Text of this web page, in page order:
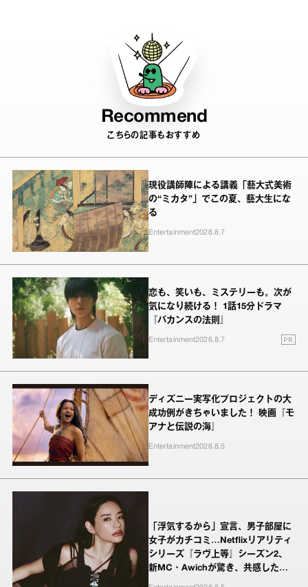
Recommend
こちらの記事もおすすめ
現役講師陣による講義「藝大式美術
の“ミカタ”」でこの夏、藝大生にな
る
Entertainment2026.8.7
恋も、笑いも、ミステリーも。次が
気になり続ける！ 1話15分ドラマ
『バカンスの法則』
Entertainment2026.8.7 PR
ディズニー実写化プロジェクトの大
成功例がきちゃいました！ 映画『モ
アナと伝説の海』
Entertainment2026.8.5
「浮気するから」宣言、男子部屋に
女子がカチコミ…Netflixリアリティ
シリーズ『ラヴ上等』シーズン2、
新MC・Awichが驚き、共感したヤ